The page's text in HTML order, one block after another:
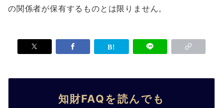
の関係者が保有するものとは限りません。
知財FAQを読んでも